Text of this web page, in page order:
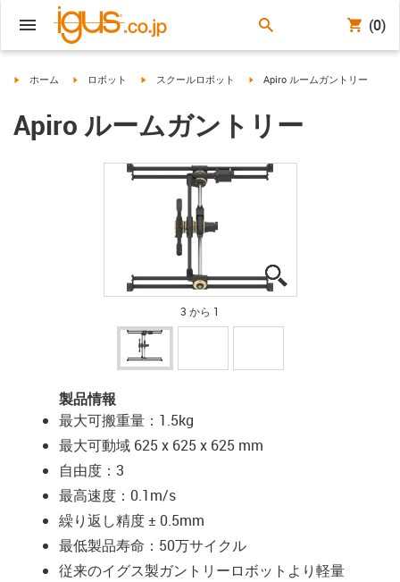
(0)
igus-icon-arrow-right
ホーム igus-icon-arrow-right
ロボット igus-icon-arrow-right
スクールロボット igus-icon-arrow-right
Apiro ルームガントリー
Apiro ルームガントリー
3 から 1
製品情報
最大可搬重量：1.5kg
最大可動域 625 x 625 x 625 mm
自由度：3
最高速度：0.1m/s
繰り返し精度 ± 0.5mm
最低製品寿命：50万サイクル
従来のイグス製ガントリーロボットより軽量